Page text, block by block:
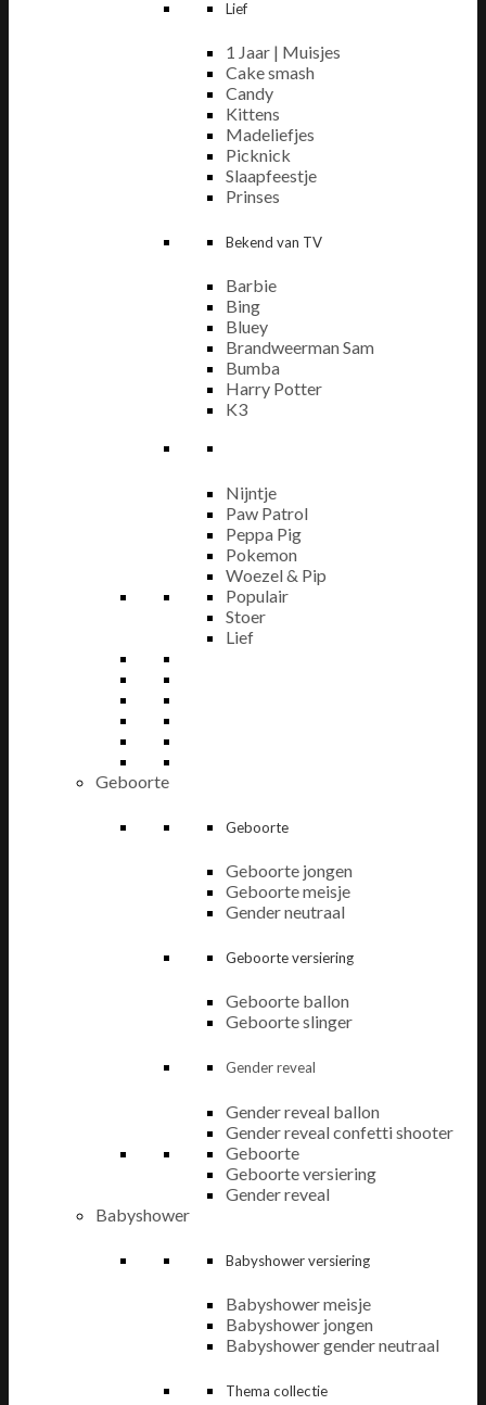
Lief
1 Jaar | Muisjes
Cake smash
Candy
Kittens
Madeliefjes
Picknick
Slaapfeestje
Prinses
Bekend van TV
Barbie
Bing
Bluey
Brandweerman Sam
Bumba
Harry Potter
K3
Nijntje
Paw Patrol
Peppa Pig
Pokemon
Woezel & Pip
Populair
Stoer
Lief
Geboorte
Geboorte
Geboorte jongen
Geboorte meisje
Gender neutraal
Geboorte versiering
Geboorte ballon
Geboorte slinger
Gender reveal
Gender reveal ballon
Gender reveal confetti shooter
Geboorte
Geboorte versiering
Gender reveal
Babyshower
Babyshower versiering
Babyshower meisje
Babyshower jongen
Babyshower gender neutraal
Thema collectie